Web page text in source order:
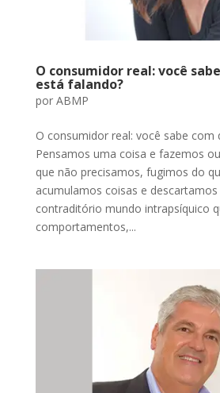
O consumidor real: você
está falando?
por ABMP
O consumidor real: você sabe com
Pensamos uma coisa e fazemos
que não precisamos, fugimos do
acumulamos coisas e descartamos
contraditório mundo intrapsíquico
comportamentos,...